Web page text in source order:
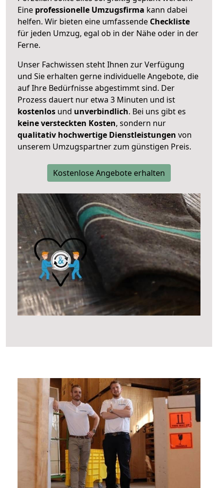
Eine professionelle Umzugsfirma kann dabei
helfen. Wir bieten eine umfassende Checkliste
für jeden Umzug, egal ob in der Nähe oder in der
Ferne.
Unser Fachwissen steht Ihnen zur Verfügung
und Sie erhalten gerne individuelle Angebote, die
auf Ihre Bedürfnisse abgestimmt sind. Der
Prozess dauert nur etwa 3 Minuten und ist
kostenlos und unverbindlich. Bei uns gibt es
keine versteckten Kosten, sondern nur
qualitativ hochwertige Dienstleistungen von
unserem Umzugspartner zum günstigen Preis.
Kostenlose Angebote erhalten